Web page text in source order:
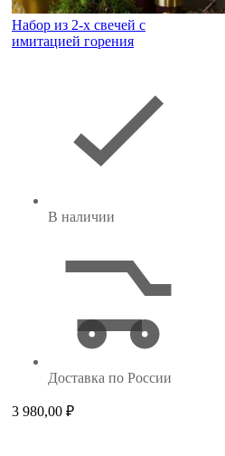
Набор из 2-х свечей с
имитацией горения
В наличии
Доставка по России
3 980,00 ₽